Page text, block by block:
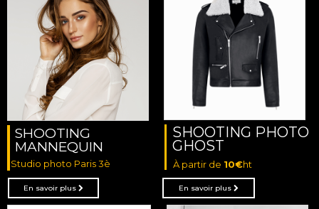
SHOOTING
MANNEQUIN
En savoir plus En savoir plus
À partir de 10€ht
SHOOTING PHOTO
GHOST
Studio photo Paris 3è